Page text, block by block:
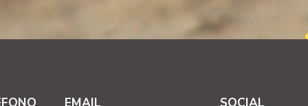
EMAIL SOCIAL